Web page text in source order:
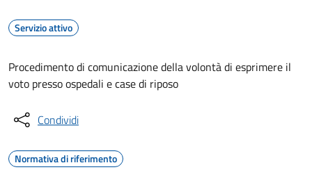
Servizio attivo
Procedimento di comunicazione della volontà di esprimere il
voto presso ospedali e case di riposo
Condividi
Normativa di riferimento